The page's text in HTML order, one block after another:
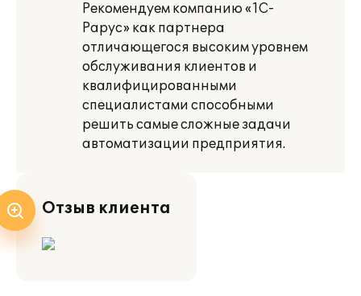
Рекомендуем компанию «1С-
Рарус» как партнера
отличающегося высоким уровнем
обслуживания клиентов и
квалифицированными
специалистами способными
решить самые сложные задачи
автоматизации предприятия.
Отзыв клиента